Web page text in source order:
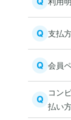
Q 支払
Q 会員
Q
コン
払い